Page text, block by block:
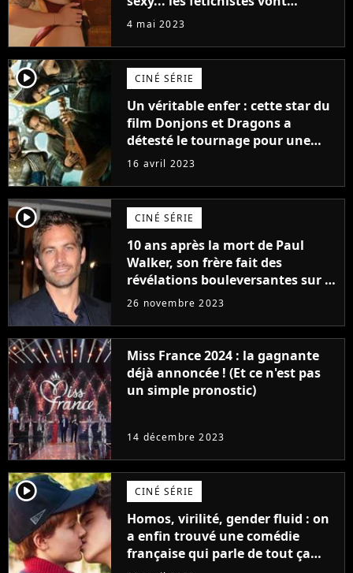
prendre leur pied !
4 mai 2023
player2 CINÉ SÉRIE
Un véritable enfer : cette star du
film Donjons et Dragons a
détesté le tournage pour une
raison très spéciale
16 avril 2023
player2 CINÉ SÉRIE
10 ans après la mort de Paul
Walker, son frère fait des
révélations bouleversantes sur la
réaction des acteurs de Fast and
26 novembre 2023
Miss France 2024 : la gagnante
déjà annoncée ! (Et ce n'est pas
un simple pronostic)
14 décembre 2023
player2 CINÉ SÉRIE
Homos, virilité, gender fluid : on
a enfin trouvé une comédie
française qui parle de tout ça